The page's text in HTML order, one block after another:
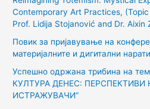
:
Contemporary Art Practices,
Prof. Lidija Stojanović and Dr. Aixin
Повик за пријавување на
материјалните и дигитални
Успешно одржана трибина на
КУЛТУРА ДЕНЕС: ПЕРСПЕКТИВИ
ИСТРАЖУВАЧИ“